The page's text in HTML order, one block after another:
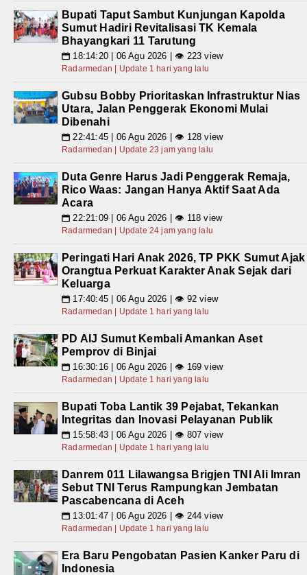
Bupati Taput Sambut Kunjungan Kapolda
Sumut Hadiri Revitalisasi TK Kemala
Bhayangkari 11 Tarutung
📅 18:14:20 | 06 Agu 2026 | 👁 223 view
Radarmedan | Update 1 hari yang lalu
Gubsu Bobby Prioritaskan Infrastruktur Nias
Utara, Jalan Penggerak Ekonomi Mulai
Dibenahi
📅 22:41:45 | 06 Agu 2026 | 👁 128 view
Radarmedan | Update 23 jam yang lalu
Duta Genre Harus Jadi Penggerak Remaja,
Rico Waas: Jangan Hanya Aktif Saat Ada
Acara
📅 22:21:09 | 06 Agu 2026 | 👁 118 view
Radarmedan | Update 24 jam yang lalu
Peringati Hari Anak 2026, TP PKK Sumut Ajak
Orangtua Perkuat Karakter Anak Sejak dari
Keluarga
📅 17:40:45 | 06 Agu 2026 | 👁 92 view
Radarmedan | Update 1 hari yang lalu
PD AIJ Sumut Kembali Amankan Aset
Pemprov di Binjai
📅 16:30:16 | 06 Agu 2026 | 👁 169 view
Radarmedan | Update 1 hari yang lalu
Bupati Toba Lantik 39 Pejabat, Tekankan
Integritas dan Inovasi Pelayanan Publik
📅 15:58:43 | 06 Agu 2026 | 👁 807 view
Radarmedan | Update 1 hari yang lalu
Danrem 011 Lilawangsa Brigjen TNI Ali Imran
Sebut TNI Terus Rampungkan Jembatan
Pascabencana di Aceh
📅 13:01:47 | 06 Agu 2026 | 👁 244 view
Radarmedan | Update 1 hari yang lalu
Era Baru Pengobatan Pasien Kanker Paru di
Indonesia